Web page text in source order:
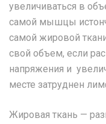
увеличиваться в
самой мышцы
самой жировой
свой объем, если
напряжения и
месте затруднен
Жировая ткань —